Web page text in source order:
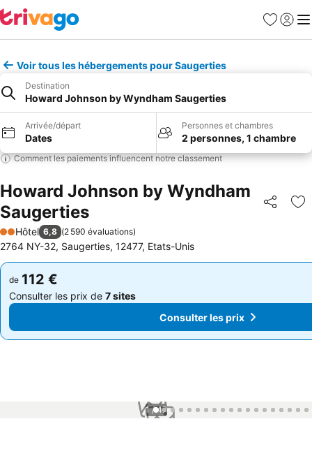
Favoris
Se
Voir tous les hébergements pour Saugerties
Destination
Howard Johnson by Wyndham Saugerties
Arrivée/départ
Dates
Personnes et chambres
2 personnes, 1 chambre
Comment les paiements influencent notre classement
Howard Johnson by Wyndham
Saugerties
Partager
2 Étoiles
Hôtel 6,8 (2 590 évaluations)
2764 NY-32, Saugerties, 12477, Etats-Unis
de 112 €
Consulter les prix de 7 sites
Consulter les prix
de 112 €
Consulter les prix de 7 sites
Consulter les prix
1 / 47